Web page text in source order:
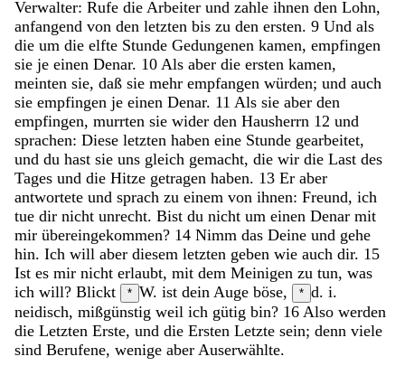
Verwalter: Rufe die Arbeiter und zahle ihnen den Lohn,
anfangend von den letzten bis zu den ersten. 9 Und als
die um die elfte Stunde Gedungenen kamen, empfingen
sie je einen Denar. 10 Als aber die ersten kamen,
meinten sie, daß sie mehr empfangen würden; und auch
sie empfingen je einen Denar. 11 Als sie aber den
empfingen, murrten sie wider den Hausherrn 12 und
sprachen: Diese letzten haben eine Stunde gearbeitet,
und du hast sie uns gleich gemacht, die wir die Last des
Tages und die Hitze getragen haben. 13 Er aber
antwortete und sprach zu einem von ihnen: Freund, ich
tue dir nicht unrecht. Bist du nicht um einen Denar mit
mir übereingekommen? 14 Nimm das Deine und gehe
hin. Ich will aber diesem letzten geben wie auch dir. 15
Ist es mir nicht erlaubt, mit dem Meinigen zu tun, was
ich will? Blickt * W. ist dein Auge böse, * d. i.
neidisch, mißgünstig weil ich gütig bin? 16 Also werden
die Letzten Erste, und die Ersten Letzte sein; denn viele
sind Berufene, wenige aber Auserwählte.